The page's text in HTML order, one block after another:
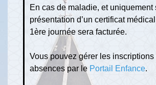
En cas de maladie, et uniquement
présentation d’un certificat
1ère journée sera facturée.
Vous pouvez gérer les inscriptions
absences par le Portail Enfance.